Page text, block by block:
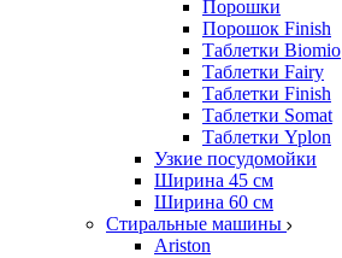
Порошки
Порошок Finish
Таблетки Biomio
Таблетки Fairy
Таблетки Finish
Таблетки Somat
Таблетки Yplon
Узкие посудомойки
Ширина 45 см
Ширина 60 см
Стиральные машины
Ariston